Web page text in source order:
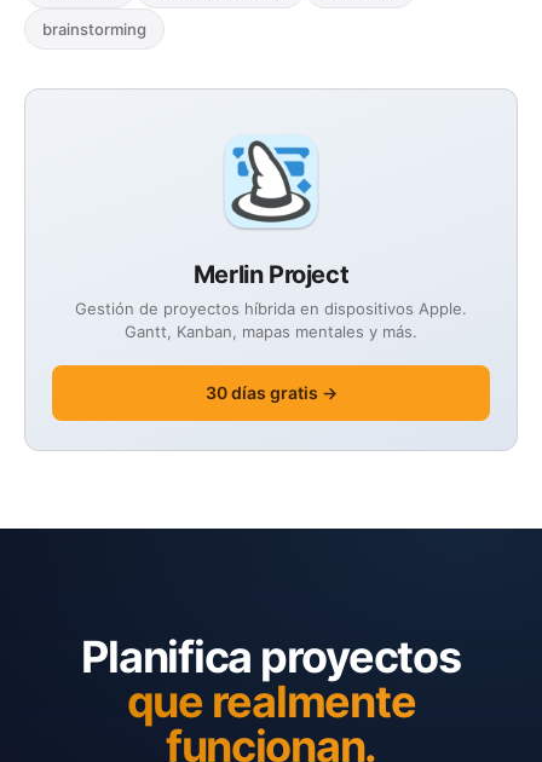
Merlin Project
Gestión de proyectos híbrida en dispositivos Apple.
Gantt, Kanban, mapas mentales y más.
30 días gratis →
brainstorming
Planifica proyectos
que realmente
funcionan.